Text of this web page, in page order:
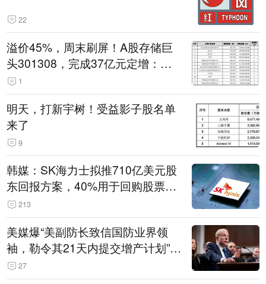
22
溢价45%，周末刷屏！A股存储巨
头301308，完成37亿元定增：现
价386.6元，定增价560元
1
明天，打新宇树！受益影子股名单
来了
9
韩媒：SK海力士拟推710亿美元股
东回报方案，40%用于回购股票，
相当于美股发行规模
213
美媒爆“美副防长致信国防业界领
袖，勒令其21天内提交增产计划”，
五角大楼回应
27